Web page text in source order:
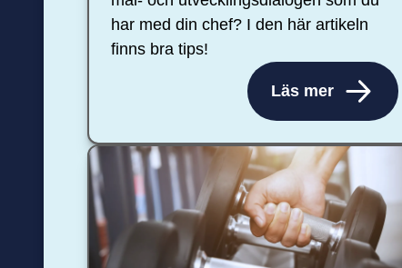
har med din chef? I den här artikeln
finns bra tips!
Läs mer